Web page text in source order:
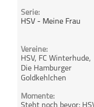
Serie:
HSV - Meine Frau
Vereine:
HSV, FC Winterhude,
Die Hamburger
Goldkehlchen
Momente: